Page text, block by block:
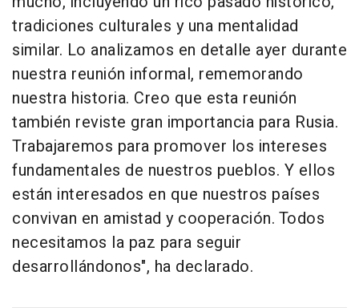
tradiciones culturales y una mentalidad
similar. Lo analizamos en detalle ayer durante
nuestra reunión informal, rememorando
nuestra historia. Creo que esta reunión
también reviste gran importancia para Rusia.
Trabajaremos para promover los intereses
fundamentales de nuestros pueblos. Y ellos
están interesados en que nuestros países
convivan en amistad y cooperación. Todos
necesitamos la paz para seguir
desarrollándonos", ha declarado.